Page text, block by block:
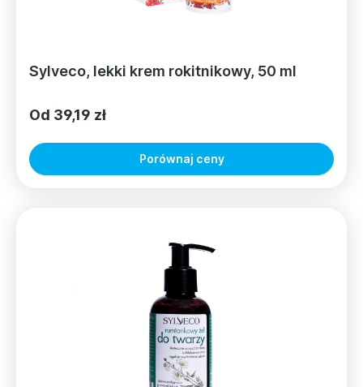
Sylveco, lekki krem rokitnikowy, 50 ml
Od 39,19 zł
Porównaj ceny